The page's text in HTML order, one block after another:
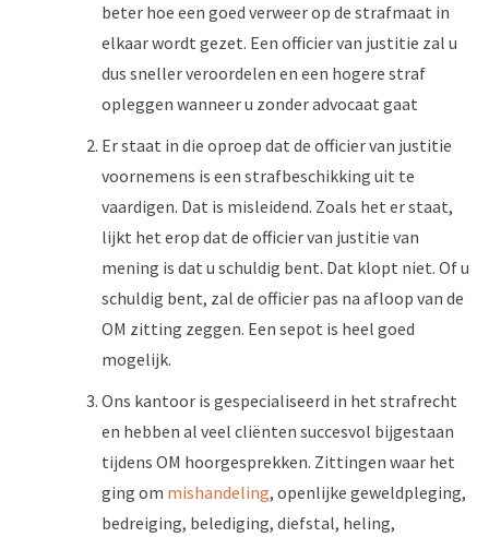
beter hoe een goed verweer op de strafmaat in
elkaar wordt gezet. Een officier van justitie zal u
dus sneller veroordelen en een hogere straf
opleggen wanneer u zonder advocaat gaat
Er staat in die oproep dat de officier van justitie
voornemens is een strafbeschikking uit te
vaardigen. Dat is misleidend. Zoals het er staat,
lijkt het erop dat de officier van justitie van
mening is dat u schuldig bent. Dat klopt niet. Of u
schuldig bent, zal de officier pas na afloop van de
OM zitting zeggen. Een sepot is heel goed
mogelijk.
Ons kantoor is gespecialiseerd in het strafrecht
en hebben al veel cliënten succesvol bijgestaan
tijdens OM hoorgesprekken. Zittingen waar het
ging om mishandeling, openlijke geweldpleging,
bedreiging, belediging, diefstal, heling,